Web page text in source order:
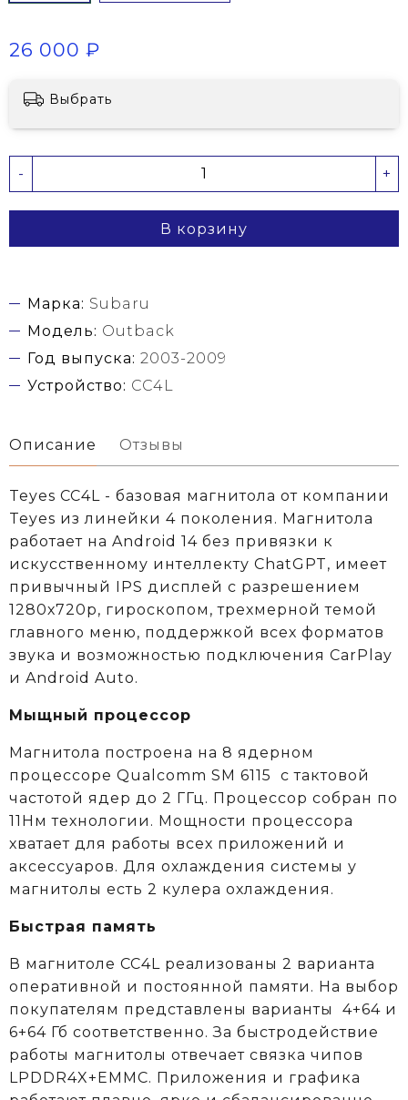
26 000 ₽
Выбрать
- +
В корзину
Марка: Subaru
Модель: Outback
Год выпуска: 2003-2009
Устройство: CC4L
Описание Отзывы
Teyes CC4L - базовая магнитола от компании
Teyes из линейки 4 поколения. Магнитола
работает на Android 14 без привязки к
искусственному интеллекту ChatGPT, имеет
привычный IPS дисплей с разрешением
1280х720р, гироскопом, трехмерной темой
главного меню, поддержкой всех форматов
звука и возможностью подключения CarPlay
и Android Auto.
Мыщный процессор
Магнитола построена на 8 ядерном
процессоре Qualcomm SM 6115
c тактовой
частотой ядер до 2 ГГц. Процессор собран по
11Нм технологии. Мощности процессора
хватает для работы всех приложений и
аксессуаров. Для охлаждения системы у
магнитолы есть 2 кулера охлаждения.
Быстрая память
В магнитоле CC4L реализованы 2 варианта
оперативной и постоянной памяти. На выбор
покупателям представлены варианты 4+64 и
6+64 Гб соответственно. За быстродействие
работы магнитолы отвечает связка чипов
LPDDR4X+EMMC. Приложения и графика